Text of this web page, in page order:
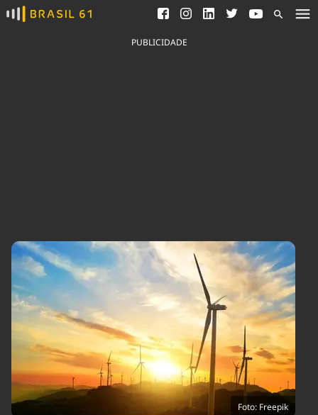
Ver todas as notícias
Saneamento
Indicadores
Agronegócios
Brasil
Brasil Mineral
Ciência &
Tecnologia
Cinema
Comportamento
Economia
Educação
Infraestrutura
Internacional
Meio Ambiente
Podcast
Política
Saúde
Tempo
PUBLICIDADE
Foto: Freepik